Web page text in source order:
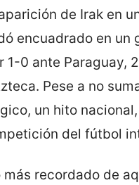
de Irak en
encuadrado en
1-0 ante Paraguay,
Pese a no
un hito
del fútbol
más recordado de